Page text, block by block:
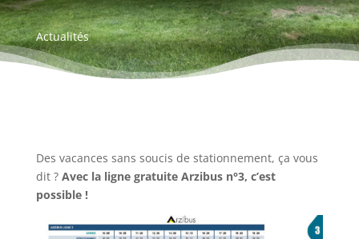
Actualités
Des vacances sans soucis de stationnement, ça vous
dit ?Avec la ligne gratuite Arzibus n°3, c’est
possible !